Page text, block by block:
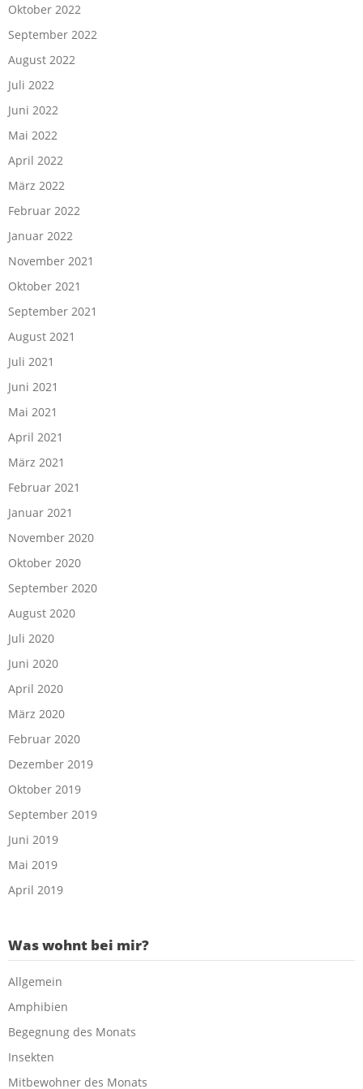
Oktober 2022
September 2022
August 2022
Juli 2022
Juni 2022
Mai 2022
April 2022
März 2022
Februar 2022
Januar 2022
November 2021
Oktober 2021
September 2021
August 2021
Juli 2021
Juni 2021
Mai 2021
April 2021
März 2021
Februar 2021
Januar 2021
November 2020
Oktober 2020
September 2020
August 2020
Juli 2020
Juni 2020
April 2020
März 2020
Februar 2020
Dezember 2019
Oktober 2019
September 2019
Juni 2019
Mai 2019
April 2019
Was wohnt bei mir?
Allgemein
Amphibien
Begegnung des Monats
Insekten
Mitbewohner des Monats